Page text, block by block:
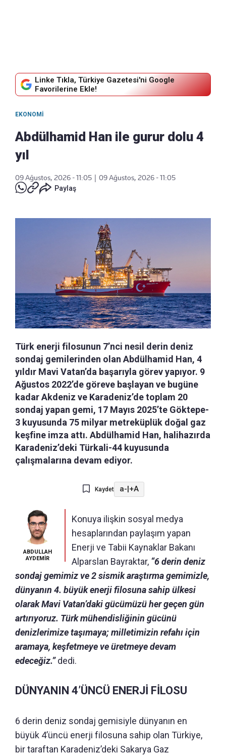
Linke Tıkla, Türkiye Gazetesi'ni Google
Favorilerine Ekle!
EKONOMI
Abdülhamid Han ile gurur dolu 4
yıl
09 Ağustos, 2026 - 11:05
09 Ağustos, 2026 - 11:05
Paylaş
Türk enerji filosunun 7’nci nesil derin deniz
sondaj gemilerinden olan Abdülhamid Han, 4
yıldır Mavi Vatan’da başarıyla görev yapıyor. 9
Ağustos 2022’de göreve başlayan ve bugüne
kadar Akdeniz ve Karadeniz’de toplam 20
sondaj yapan gemi, 17 Mayıs 2025’te Göktepe-
3 kuyusunda 75 milyar metreküplük doğal gaz
keşfine imza attı. Abdülhamid Han, halihazırda
Karadeniz’deki Türkali-44 kuyusunda
çalışmalarına devam ediyor.
Kaydet a- +A
ABDULLAH
AYDEMİR
Konuya ilişkin sosyal medya
hesaplarından paylaşım yapan
Enerji ve Tabii Kaynaklar Bakanı
Alparslan Bayraktar, “6 derin deniz
sondaj gemimiz ve 2 sismik araştırma gemimizle,
dünyanın 4. büyük enerji filosuna sahip ülkesi
olarak Mavi Vatan’daki gücümüzü her geçen gün
artırıyoruz. Türk mühendisliğinin gücünü
denizlerimize taşımaya; milletimizin refahı için
aramaya, keşfetmeye ve üretmeye devam
edeceğiz.”dedi.
DÜNYANIN 4’ÜNCÜ ENERJİ FİLOSU
6 derin deniz sondaj gemisiyle dünyanın en
büyük 4’üncü enerji filosuna sahip olan Türkiye,
bir taraftan Karadeniz’deki Sakarya Gaz